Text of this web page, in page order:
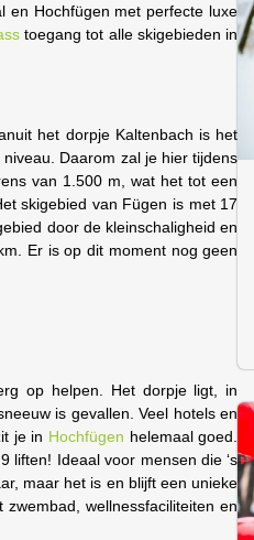
en Hochfügen met perfecte luxe
toegang tot alle skigebieden in
het dorpje Kaltenbach is het
Daarom zal je hier tijdens
van 1.500 m, wat het tot een
skigebied van Fügen is met 17
door de kleinschaligheid en
Er is op dit moment nog geen
op helpen. Het dorpje ligt, in
is gevallen. Veel hotels en
je in Hochfügen helemaal goed.
liften! Ideaal voor mensen die ‘s
maar het is en blijft een unieke
wellnessfaciliteiten en